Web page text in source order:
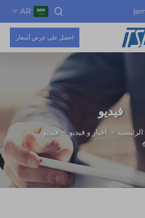
AR
احصل على عرض أسعار
أخبار و فيديو >فيديو